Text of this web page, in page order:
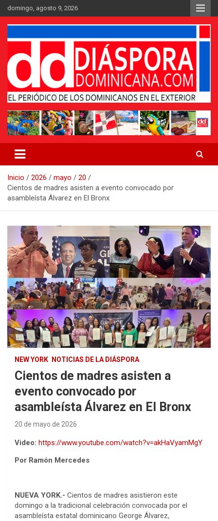
Saltar
al
contenido
domingo, agosto 9, 2026
Periódico Diáspora Dominicana
Inicio 2026 mayo
20
Cientos de madres asisten a evento convocado por
asambleísta Álvarez en El Bronx
NEW YORK NOTICIAS DE LA DIÁSPORA
Cientos de madres asisten a
evento convocado por
asambleísta Álvarez en El Bronx
20 de mayo de 2026
Video: https://www.youtube.com/watch?v=akHaVyamMgY
Por Ramón Mercedes
NUEVA YORK.- Cientos de madres asistieron este
domingo a la tradicional celebración convocada por el
asambleísta estatal dominicano George Álvarez,